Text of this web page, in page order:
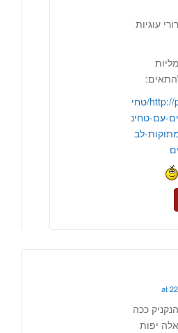
עוגיות
http://pirge.co.il/טחי
עם-טחינ
לב
ככה
יפות